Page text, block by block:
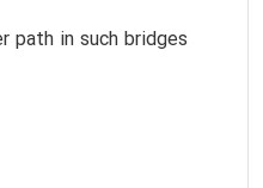
path in such bridges